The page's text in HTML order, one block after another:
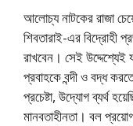
আলোচ্য নাটকের রাজা
শিবতারাই-এর বিদ্রোহী
রাখবেন। সেই উদ্দেশ্যেই
প্রবাহকে বন্দী ও বদ্ধ
প্রচেষ্টা, উদ্যোগ ব্যর্থ
মানবতাহীনতা। বল